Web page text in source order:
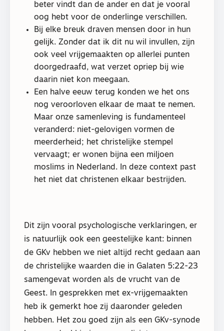
beter vindt dan de ander en dat je vooral
oog hebt voor de onderlinge verschillen.
Bij elke breuk draven mensen door in hun
gelijk. Zonder dat ik dit nu wil invullen, zijn
ook veel vrijgemaakten op allerlei punten
doorgedraafd, wat verzet opriep bij wie
daarin niet kon meegaan.
Een halve eeuw terug konden we het ons
nog veroorloven elkaar de maat te nemen.
Maar onze samenleving is fundamenteel
veranderd: niet-gelovigen vormen de
meerderheid; het christelijke stempel
vervaagt; er wonen bijna een miljoen
moslims in Nederland. In deze context past
het niet dat christenen elkaar bestrijden.
Dit zijn vooral psychologische verklaringen, er
is natuurlijk ook een geestelijke kant: binnen
de GKv hebben we niet altijd recht gedaan aan
de christelijke waarden die in Galaten 5:22-23
samengevat worden als de vrucht van de
Geest. In gesprekken met ex-vrijgemaakten
heb ik gemerkt hoe zij daaronder geleden
hebben. Het zou goed zijn als een GKv-synode